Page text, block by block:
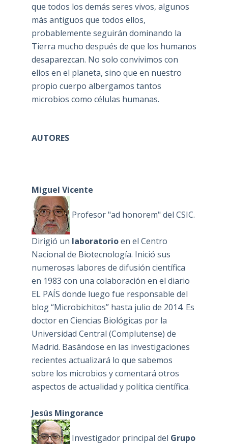
que todos los demás seres vivos, algunos
más antiguos que todos ellos,
probablemente seguirán dominando la
Tierra mucho después de que los humanos
desaparezcan. No solo convivimos con
ellos en el planeta, sino que en nuestro
propio cuerpo albergamos tantos
microbios como células humanas.
AUTORES
Miguel Vicente
Profesor "ad honorem" del CSIC.
Dirigió un laboratorioen el Centro
Nacional de Biotecnología. Inició sus
numerosas labores de difusión científica
en 1983 con una colaboración en el diario
EL PAÍS donde luego fue responsable del
blog “Microbichitos” hasta julio de 2014. Es
doctor en Ciencias Biológicas por la
Universidad Central (Complutense) de
Madrid. Basándose en las investigaciones
recientes actualizará lo que sabemos
sobre los microbios y comentará otros
aspectos de actualidad y política científica.
Jesús Mingorance
Investigador principal del Grupo